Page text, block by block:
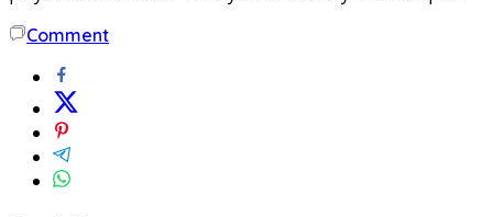
Comment